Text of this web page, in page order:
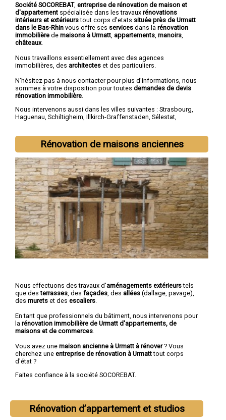
Société SOCOREBAT, entreprise de rénovation de maison et
d'appartement spécialisée dans les travaux rénovations
intérieurs et extérieurstout corps d'etats située près de Urmatt
dans le Bas-Rhin vous offre ses services dans la rénovation
immobilière de maisons à Urmatt appartements manoirs
châteaux.
Nous travaillons essentiellement avec des agences
immobilières, des architectes et des particuliers.
N'hésitez pas à nous contacter pour plus d'informations, nous
sommes à votre disposition pour toutes demandes de devis
rénovation immobilière
Nous intervenons aussi dans les villes suivantes : Strasbourg,
Haguenau, Schiltigheim, Illkirch-Graffenstaden, Sélestat,
Rénovation de maisons anciennes
Nous effectuons des travaux d'aménagements extérieurstels
que desterrasses , des façades , des allées (dallage, pavage),
des murets et des escaliers
En tant que professionnels du bâtiment, nous intervenons pour
la rénovation immobilière de Urmatt d'appartements, de
maisons et de commerces
Vous avez une maison ancienne à Urmatt à rénover? Vous
cherchez une entreprise de rénovation à Urmatttout corps
d'état ?
Faites confiance à la société SOCOREBAT.
Rénovation d’appartement et studios